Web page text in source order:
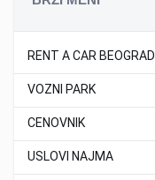
RENT A CAR BEOGRAD
VOZNI PARK
CENOVNIK
USLOVI NAJMA